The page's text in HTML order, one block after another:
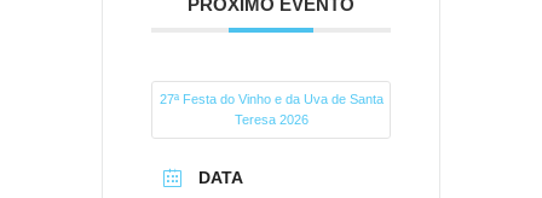
27ª Festa do Vinho e da Uva de Santa
Teresa 2026
DATA